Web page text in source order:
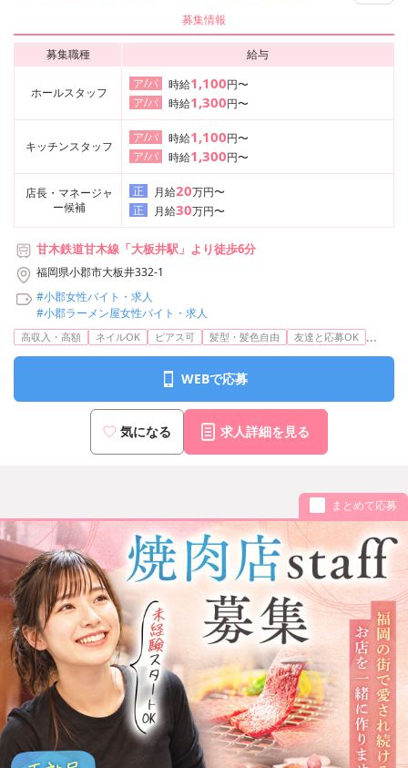
募集情報
募集職種 給与
ホールスタッフ
ア/パ 時給1,100円〜
ア/パ
時給1,300円〜
キッチンスタッフ
ア/パ 時給1,100円〜
ア/パ
時給1,300円〜
店長・マネージャ
ー候補
正 月給20万円〜
正
月給30万円〜
甘木鉄道甘木線「大板井駅」より徒歩6分
福岡県小郡市大板井332-1
#小郡女性バイト・求人
#小郡ラーメン屋女性バイト・求人
高収入・高額 ネイルOK ピアス可 髪型・髪色自由 友達と応募OK ...
WEBで応募
気になる 求人詳細を見る
まとめて応募